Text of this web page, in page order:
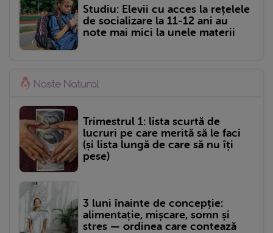
Studiu: Elevii cu acces la rețelele
de socializare la 11-12 ani au
note mai mici la unele materii
Trimestrul 1: lista scurtă de
lucruri pe care merită să le faci
(și lista lungă de care să nu îți
pese)
3 luni înainte de concepție:
alimentație, mișcare, somn și
stres — ordinea care contează